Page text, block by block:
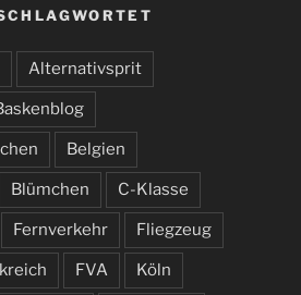
Alternativsprit
Belgien
Blümchen C-Klasse
Fernverkehr Fliegzeug
FVA Köln